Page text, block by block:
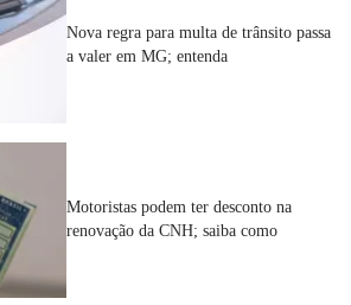
Nova regra para multa de trânsito passa
a valer em MG; entenda
Motoristas podem ter desconto na
renovação da CNH; saiba como